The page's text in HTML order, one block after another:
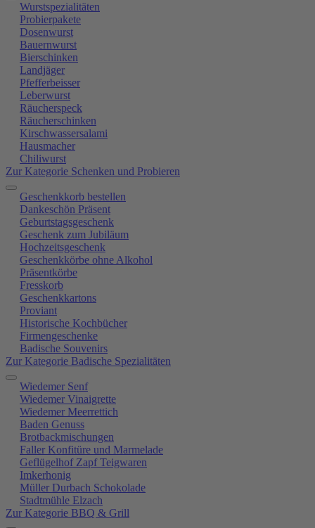
Wurstspezialitäten
Probierpakete
Dosenwurst
Bauernwurst
Bierschinken
Landjäger
Pfefferbeisser
Leberwurst
Räucherspeck
Räucherschinken
Kirschwassersalami
Hausmacher
Chiliwurst
Zur Kategorie Schenken und Probieren
Geschenkkorb bestellen
Dankeschön Präsent
Geburtstagsgeschenk
Geschenk zum Jubiläum
Hochzeitsgeschenk
Geschenkkörbe ohne Alkohol
Präsentkörbe
Fresskorb
Geschenkkartons
Proviant
Historische Kochbücher
Firmengeschenke
Badische Souvenirs
Zur Kategorie Badische Spezialitäten
Wiedemer Senf
Wiedemer Vinaigrette
Wiedemer Meerrettich
Baden Genuss
Brotbackmischungen
Faller Konfitüre und Marmelade
Geflügelhof Zapf Teigwaren
Imkerhonig
Müller Durbach Schokolade
Stadtmühle Elzach
Zur Kategorie BBQ & Grill